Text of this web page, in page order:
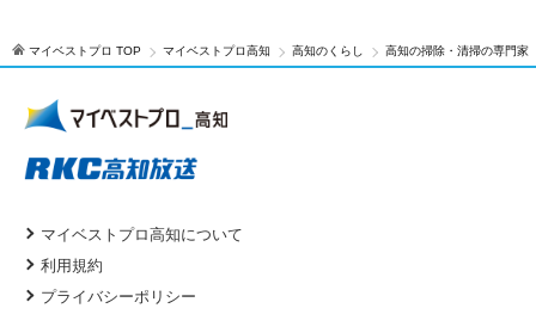
マイベストプロ TOP マイベストプロ高知 高知のくらし 高知の掃除・清掃の専門家
マイベストプロ高知について
利用規約
プライバシーポリシー